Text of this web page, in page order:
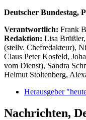
Deutscher Bundestag,
Verantwortlich: Frank
Redaktion: Lisa
(stellv. Chefredakteur),
Claus Peter Kosfeld,
vom Dienst), Sandra
Helmut Stoltenberg,
Herausgeber
Nachrichten,